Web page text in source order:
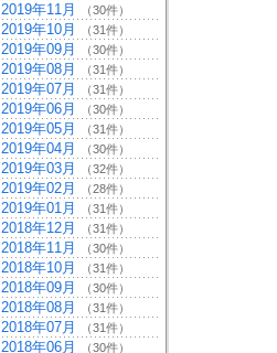
2019年11月 （30件）
2019年10月 （31件）
2019年09月 （30件）
2019年08月 （31件）
2019年07月 （31件）
2019年06月 （30件）
2019年05月 （31件）
2019年04月 （30件）
2019年03月 （32件）
2019年02月 （28件）
2019年01月 （31件）
2018年12月 （31件）
2018年11月 （30件）
2018年10月 （31件）
2018年09月 （30件）
2018年08月 （31件）
2018年07月 （31件）
2018年06月 （30件）